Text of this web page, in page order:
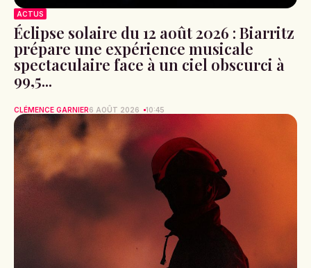
ACTUS
Éclipse solaire du 12 août 2026 : Biarritz
prépare une expérience musicale
spectaculaire face à un ciel obscurci à
99,5...
CLÉMENCE GARNIER6 AOÛT 2026 10:45